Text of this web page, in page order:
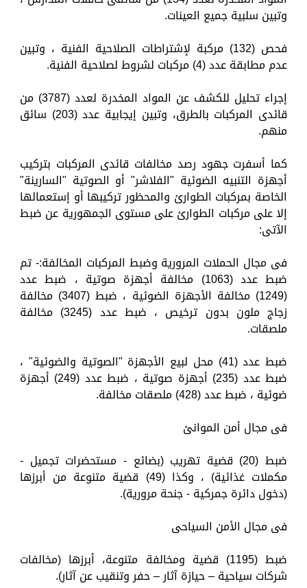
وتبين سلبية جميع العينات.
فحص (132) مركبة لإشتراطات الصلاحية الفنية ، وتبين
عدم مطابقة عدد (4) مركبات لشروط لصلاحية الفنية.
إجراء تحليل للكشف عن المواد المخدرة لعدد (3787) من
قائدى المركبات بالطرق، وتبين إيجابية عدد (203) سائق
منهم.
كما أسفرت جهود رصد مخالفات قائدى المركبات بتركيب
أجهزة التنبيه الضوئية "الفلاشر" أو الصوتية "السارينة"
الخاصة بمركبات الطوارئ والمحظور تركيبها أو إستعمالها
إلا على مركبات الطوارئ على مستوى الجمهورية عن ضبط
الآتى:
فى مجال الحملات المرورية وضبط المركبات المخالفة:- تم
ضبط عدد (1063) مخالفة أجهزة صوتية ، ضبط عدد
(1249) مخالفة الأجهزة الضوئية ، ضبط (3407) مخالفة
زجاج ملون بدون ترخيص ، ضبط عدد (3245) مخالفة
ملصقات.
ضبط عدد (41) محل لبيع الأجهزة "الصوتية والضوئية" ،
ضبط عدد (235) أجهزة صوتية ، ضبط عدد (249) أجهزة
ضوئية ، ضبط عدد (428) ملصقات مخالفة.
فى مجال أمن الموانئ
ضبط (20) قضية تهريب (بضائع - مستحضرات تجميل -
مكملات غذائية) ، وكذا (49) قضية متنوعة من أبرزها
(دخول دائرة جمركية - جنحة مرورية).
فى مجال الأمن السياحى
ضبط (1195) قضية ومخالفة متنوعة، أبرزها (مخالفات
شركات سياحية – حيازة آثار – حفر وتنقيب عن آثار).